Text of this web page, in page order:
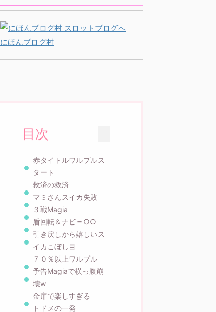
にほんブログ村
目次
赤タイトルワルプルス
タート
救済の救済
マミさんスイカ失敗
３戦Magia
盾回転＆ナビ＝○○
引き戻しから嬉しいス
イカこぼし目
７０％以上ワルプル
予告Magiaで横っ腹崩
壊w
金扉で楽しすぎる
トドメの一発